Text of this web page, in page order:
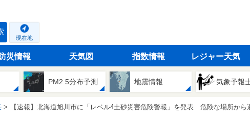
現在地
災情報 天気図 指数情報 レジャー天気
PM2.5分布予測 地震情報 気象予報
【速報】北海道旭川市に「レベル4土砂災害危険警報」を発表 危険な場所から